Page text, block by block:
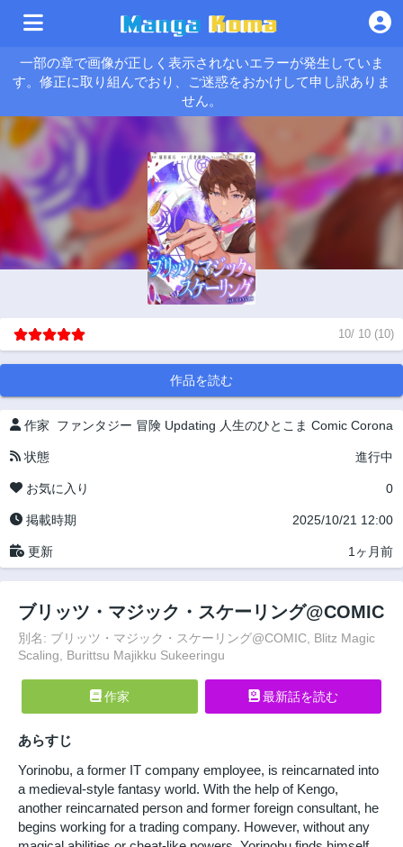
一部の章で画像が正しく表示されないエラーが発生していま
す。修正に取り組んでおり、ご迷惑をおかけして申し訳ありま
せん。
10/ 10 (10)
作品を読む
作家 ファンタジー 冒険 Updating 人生のひとこま Comic Corona
状態 進行中
お気に入り 0
掲載時期 2025/10/21 12:00
更新 1ヶ月前
ブリッツ・マジック・スケーリング@COMIC
別名: ブリッツ・マジック・スケーリング@COMIC, Blitz Magic
Scaling, Burittsu Majikku Sukeeringu
作家 最新話を読む
あらすじ
Yorinobu, a former IT company employee, is reincarnated into
a medieval-style fantasy world. With the help of Kengo,
another reincarnated person and former foreign consultant, he
begins working for a trading company. However, without any